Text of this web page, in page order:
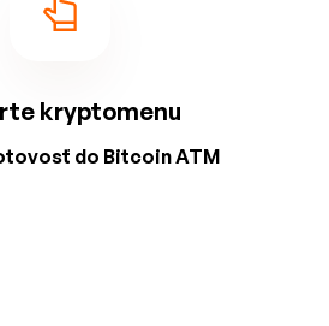
kryptomenu
do Bitcoin ATM